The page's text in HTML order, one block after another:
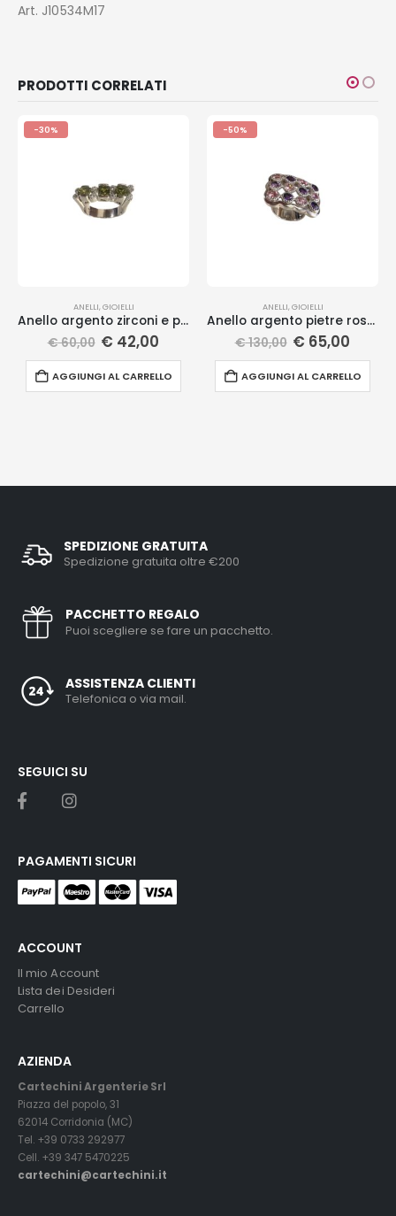
Art. J10534M17
PRODOTTI CORRELATI
-30%
ANELLI,GIOIELLI
Anello argento zirconi e pietre
€60,00 € 42,00
AGGIUNGI AL CARRELLO
-50%
ANELLI,GIOIELLI
Anello argento pietre rosa viola
€130,00 € 65,00
AGGIUNGI AL CARRELLO
SPEDIZIONE GRATUITA
Spedizione gratuita oltre €200
PACCHETTO REGALO
Puoi scegliere se fare un pacchetto.
ASSISTENZA CLIENTI
Telefonica o via mail.
ACCOUNT
Il mio Account
Lista dei Desideri
Carrello
AZIENDA
Cartechini Argenterie Srl
Piazza del popolo, 31
62014 Corridonia (MC)
Tel. +39 0733 292977
Cell. +39 347 5470225
cartechini@cartechini.it
SEGUICI SU
PAGAMENTI SICURI